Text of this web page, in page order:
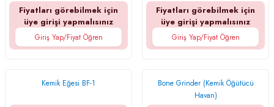
Fiyatları görebilmek için
üye girişi yapmalısınız
Giriş Yap/Fiyat Öğren
Fiyatları görebilmek için
üye girişi yapmalısınız
Giriş Yap/Fiyat Öğren
Kemik Eğesi BF-1
Bone Grinder (Kemik Öğütücü
Havan)